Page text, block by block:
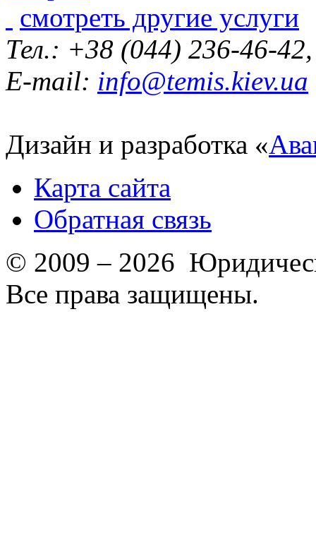
смотреть другие услуги
Тел.: +38 (044) 236-46-
E-mail: info@temis.kiev.ua
Дизайн и разработка «
Карта сайта
Обратная связь
© 2009 – 2026
Все права защищены.